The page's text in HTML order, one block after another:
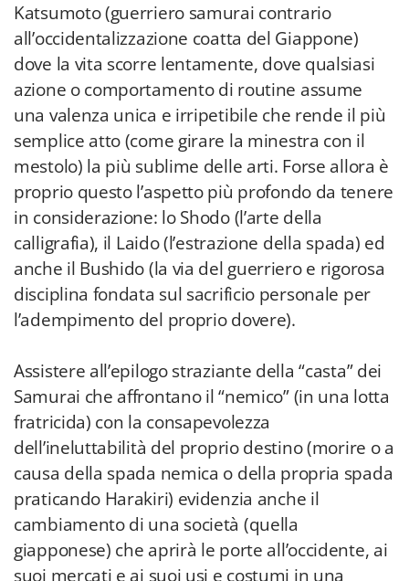
Katsumoto (guerriero samurai contrario
all’occidentalizzazione coatta del Giappone)
dove la vita scorre lentamente, dove qualsiasi
azione o comportamento di routine assume
una valenza unica e irripetibile che rende il più
semplice atto (come girare la minestra con il
mestolo) la più sublime delle arti. Forse allora è
proprio questo l’aspetto più profondo da tenere
in considerazione: lo Shodo (l’arte della
calligrafia), il Laido (l’estrazione della spada) ed
anche il Bushido (la via del guerriero e rigorosa
disciplina fondata sul sacrificio personale per
l’adempimento del proprio dovere).
Assistere all’epilogo straziante della “casta” dei
Samurai che affrontano il “nemico” (in una lotta
fratricida) con la consapevolezza
dell’ineluttabilità del proprio destino (morire o a
causa della spada nemica o della propria spada
praticando Harakiri) evidenzia anche il
cambiamento di una società (quella
giapponese) che aprirà le porte all’occidente, ai
suoi mercati e ai suoi usi e costumi in una